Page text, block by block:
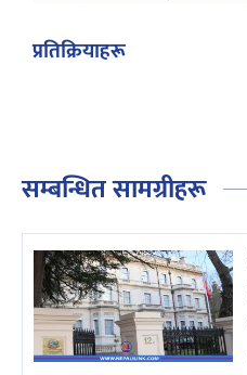
प्रतिक्रियाहरू
सम्बन्धित सामग्रीहरू